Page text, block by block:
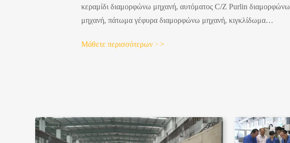
κεραμίδι διαμορφώνω μηχανή, αυτόματος C/Z Purlin διαμορφώνω
μηχανή, πάτωμα γέφυρα διαμορφώνω μηχανή, κιγκλίδωμα
ολόκληρος μεταφορά πιάτο για αυτοκίνητο ακτίνα μονάδα, χάλυβας
Μάθετε περισσότερων >>